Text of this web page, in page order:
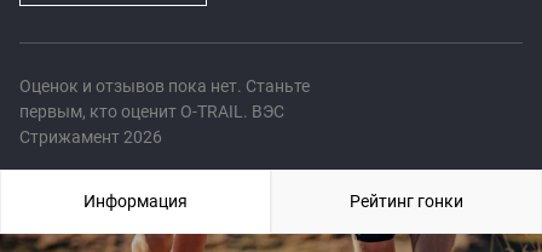
Оценок и отзывов пока нет. Станьте
первым, кто оценит O-TRAIL. ВЭС
Стрижамент 2026
Информация Рейтинг гонки